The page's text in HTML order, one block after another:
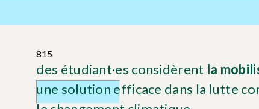
815
des étudiant·es considèrent la
une solution efficace dans la lutte